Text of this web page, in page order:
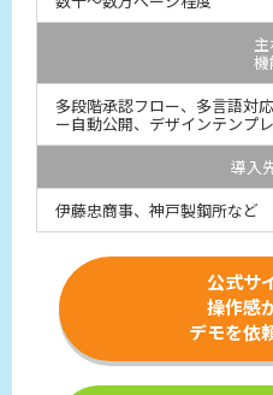
機
多段階承認フロー、多言語対
ー自動公開、デザインテンプ
導入
伊藤忠商事、神戸製鋼所など
公式サ
操作感
デモを依